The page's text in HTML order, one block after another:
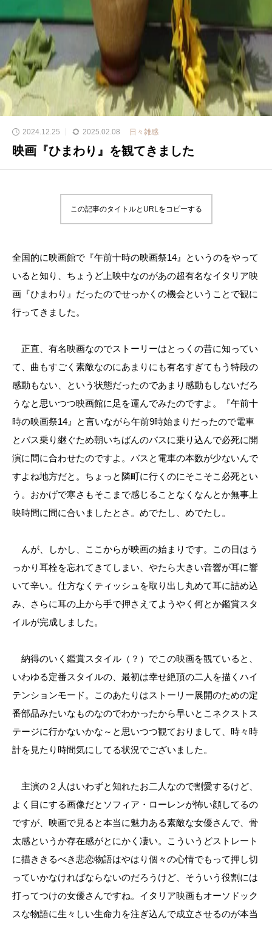
2024.12.25 2025.02.08 日々雑感
映画『ひまわり』を観てきました
この記事のタイトルとURLをコピーする
全国的に映画館で『午前十時の映画祭14』というのをやって
いると知り、ちょうど上映中なのがあの超有名なイタリア映
画『ひまわり』だったのでせっかくの機会ということで観に
行ってきました。
正直、有名映画なのでストーリーはとっくの昔に知ってい
て、曲もすごく素敵なのにあまりにも有名すぎてもう特段の
感動もない、という状態だったのであまり感動もしないだろ
うなと思いつつ映画館に足を運んでみたのですよ。『午前十
時の映画祭14』と言いながら午前9時始まりだったので電車
とバス乗り継ぐため朝いちばんのバスに乗り込んで必死に開
演に間に合わせたのですよ。バスと電車の本数が少ないんで
すよね地方だと。ちょっと隣町に行くのにそこそこ必死とい
う。おかげで寒さもそこまで感じることなくなんとか無事上
映時間に間に合いましたとさ。めでたし、めでたし。
んが、しかし、ここからが映画の始まりです。この日はう
っかり耳栓を忘れてきてしまい、やたら大きい音響が耳に響
いて辛い。仕方なくティッシュを取り出し丸めて耳に詰め込
み、さらに耳の上から手で押さえてようやく何とか鑑賞スタ
イルが完成しました。
納得のいく鑑賞スタイル（？）でこの映画を観ていると、
いわゆる定番スタイルの、最初は幸せ絶頂の二人を描くハイ
テンションモード。このあたりはストーリー展開のための定
番部品みたいなものなのでわかったから早いとこネクストス
テージに行かないかな～と思いつつ観ておりまして、時々時
計を見たり時間気にしてる状況でございました。
主演の２人はいわずと知れたお二人なので割愛するけど、
よく目にする画像だとソフィア・ローレンが怖い顔してるの
ですが、映画で見ると本当に魅力ある素敵な女優さんで、骨
太感というか存在感がとにかく凄い。こういうどストレート
に描ききるべき悲恋物語はやはり個々の心情でもって押し切
っていかなければならないのだろうけど、そういう役割には
打ってつけの女優さんですね。イタリア映画もオーソドック
スな物語に生々しい生命力を注ぎ込んで成立させるのが本当